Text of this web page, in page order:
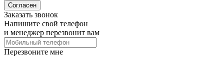
Согласен
Заказать звонок
Напишите свой телефон
и менеджер перезвонит вам
Перезвоните мне